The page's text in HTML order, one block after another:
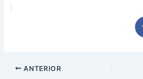
ANTERIOR